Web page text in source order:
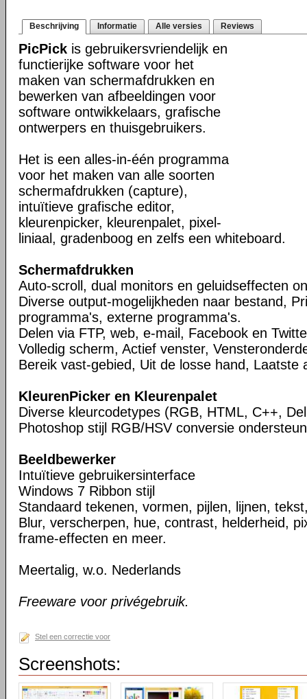
Beschrijving Informatie Alle versies Reviews
PicPick is gebruikersvriendelijk en
functierijke software voor het
maken van schermafdrukken en
bewerken van afbeeldingen voor
software ontwikkelaars, grafische
ontwerpers en thuisgebruikers.
Het is een alles-in-één programma
voor het maken van alle soorten
schermafdrukken (capture),
intuïtieve grafische editor,
kleurenpicker, kleurenpalet, pixel-
liniaal, gradenboog en zelfs een whiteboard.
Schermafdrukken
Auto-scroll, dual monitors en geluidseffecten
Diverse output-mogelijkheden naar bestand,
programma's, externe programma's.
Delen via FTP, web, e-mail, Facebook en
Volledig scherm, Actief venster,
Bereik vast-gebied, Uit de losse hand, Laatste
KleurenPicker en Kleurenpalet
Diverse kleurcodetypes (RGB, HTML, C++,
Photoshop stijl RGB/HSV conversie
Beeldbewerker
Intuïtieve gebruikersinterface
Windows 7 Ribbon stijl
Standaard tekenen, vormen, pijlen, lijnen,
Blur, verscherpen, hue, contrast, helderheid,
frame-effecten en meer.
Meertalig, w.o. Nederlands
Freeware voor privégebruik.
Stel een correctie voor
Screenshots: